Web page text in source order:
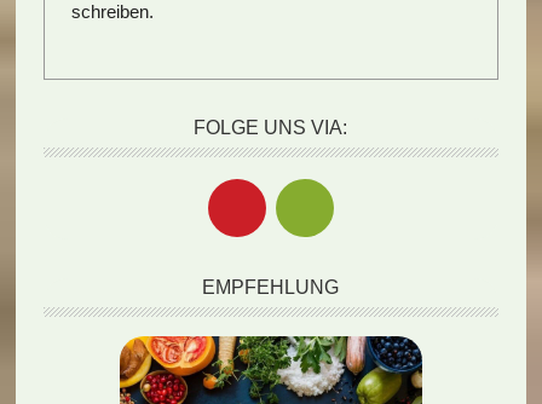
schreiben.
FOLGE UNS VIA:
EMPFEHLUNG